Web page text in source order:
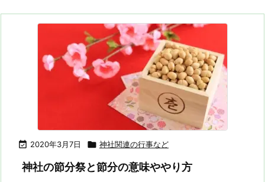
 2020年3月7日  神社関連の行事など
神社の節分祭と節分の意味ややり方